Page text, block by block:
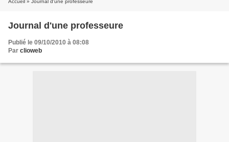
Accueil » Journal d'une professeure
Journal d'une professeure
Publié le 09/10/2010 à 08:08
Par clioweb